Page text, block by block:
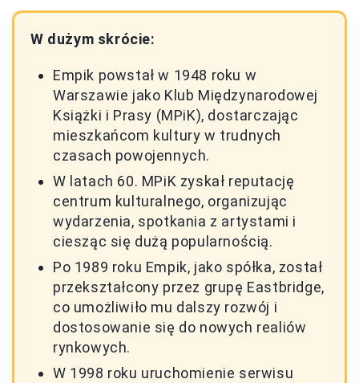
W dużym skrócie:
Empik powstał w 1948 roku w
Warszawie jako Klub Międzynarodowej
Książki i Prasy (MPiK), dostarczając
mieszkańcom kultury w trudnych
czasach powojennych.
W latach 60. MPiK zyskał reputację
centrum kulturalnego, organizując
wydarzenia, spotkania z artystami i
ciesząc się dużą popularnością.
Po 1989 roku Empik, jako spółka, został
przekształcony przez grupę Eastbridge,
co umożliwiło mu dalszy rozwój i
dostosowanie się do nowych realiów
rynkowych.
W 1998 roku uruchomienie serwisu